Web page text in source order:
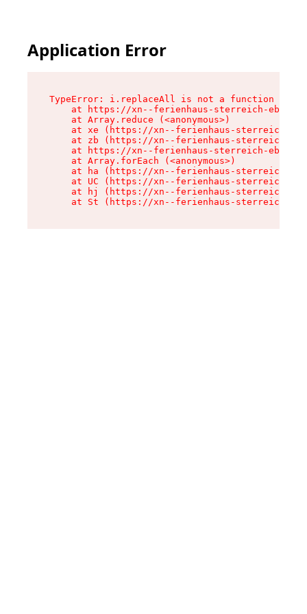
Application Error
TypeError: i.replaceAll is not a function
at https://xn--ferienhaus-sterreich-
    at Array.reduce (<anonymous>)
at xe (https://xn--ferienhaus-sterreich-
at zb (https://xn--ferienhaus-sterreich-
at https://xn--ferienhaus-sterreich-
    at Array.forEach (<anonymous>)
at ha (https://xn--ferienhaus-sterreich-
at UC (https://xn--ferienhaus-sterreich-
at hj (https://xn--ferienhaus-sterreich-
at St (https://xn--ferienhaus-sterreich-